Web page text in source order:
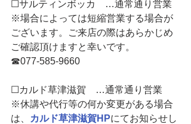
☐サルティンボッカ　…通常通り営業
※場合によっては短縮営業する場合が
ございます。ご来店の際はあらかじめ
ご確認頂けますと幸いです。
☎077-585-9660
☐カルド草津滋賀　…通常通り営業
※休講や代行等の何か変更がある場合
は、
カルド草津滋賀HPにてお知らせし